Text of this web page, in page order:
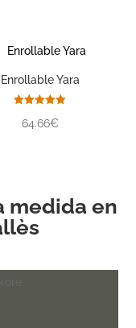
Enrollable Yara
con
64.66€
medida en